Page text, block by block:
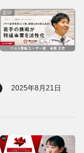
2025年8月21日